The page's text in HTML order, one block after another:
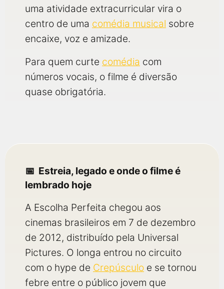
uma atividade extracurricular vira o
centro de uma comédia musical sobre
encaixe, voz e amizade.
Para quem curte comédia com
números vocais, o filme é diversão
quase obrigatória.
Estreia, legado e onde o filme é
lembrado hoje
A Escolha Perfeita chegou aos
cinemas brasileiros em 7 de dezembro
de 2012, distribuído pela Universal
Pictures. O longa entrou no circuito
com o hype de Crepúsculo e se tornou
febre entre o público jovem que